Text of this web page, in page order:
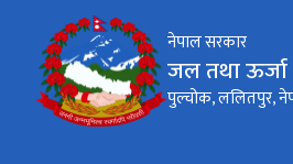
नेपाल सरकार
जल तथा
पुल्चोक, ललितपुर,